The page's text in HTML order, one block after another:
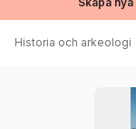
Historia och arkeologi